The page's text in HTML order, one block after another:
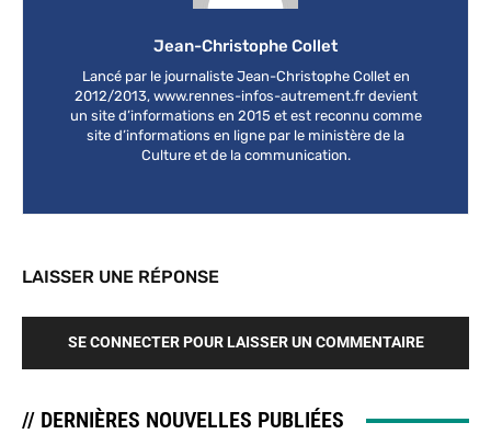
Jean-Christophe Collet
Lancé par le journaliste Jean-Christophe Collet en
2012/2013, www.rennes-infos-autrement.fr devient
un site d’informations en 2015 et est reconnu comme
site d’informations en ligne par le ministère de la
Culture et de la communication.
LAISSER UNE RÉPONSE
SE CONNECTER POUR LAISSER UN COMMENTAIRE
// DERNIÈRES NOUVELLES PUBLIÉES